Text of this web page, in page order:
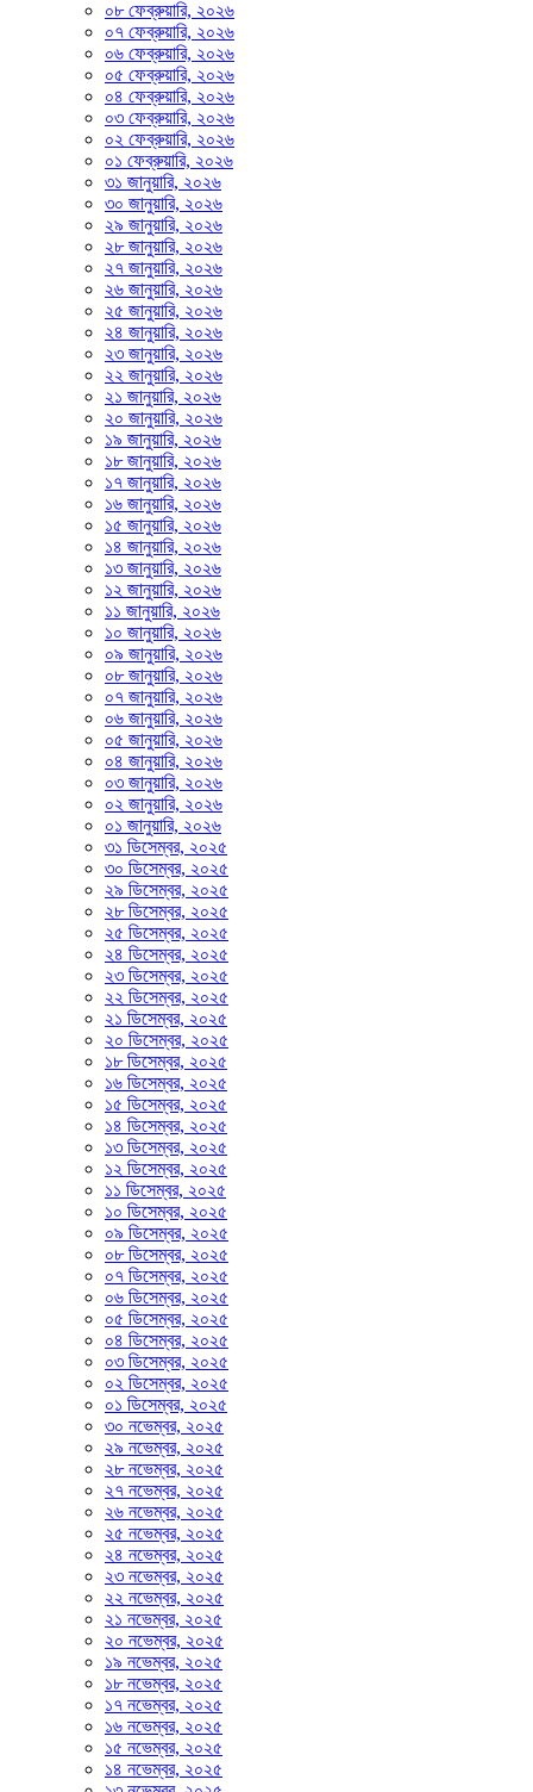
০৮ ফেব্রুয়ারি, ২০২৬
০৭ ফেব্রুয়ারি, ২০২৬
০৬ ফেব্রুয়ারি, ২০২৬
০৫ ফেব্রুয়ারি, ২০২৬
০৪ ফেব্রুয়ারি, ২০২৬
০৩ ফেব্রুয়ারি, ২০২৬
০২ ফেব্রুয়ারি, ২০২৬
০১ ফেব্রুয়ারি, ২০২৬
৩১ জানুয়ারি, ২০২৬
৩০ জানুয়ারি, ২০২৬
২৯ জানুয়ারি, ২০২৬
২৮ জানুয়ারি, ২০২৬
২৭ জানুয়ারি, ২০২৬
২৬ জানুয়ারি, ২০২৬
২৫ জানুয়ারি, ২০২৬
২৪ জানুয়ারি, ২০২৬
২৩ জানুয়ারি, ২০২৬
২২ জানুয়ারি, ২০২৬
২১ জানুয়ারি, ২০২৬
২০ জানুয়ারি, ২০২৬
১৯ জানুয়ারি, ২০২৬
১৮ জানুয়ারি, ২০২৬
১৭ জানুয়ারি, ২০২৬
১৬ জানুয়ারি, ২০২৬
১৫ জানুয়ারি, ২০২৬
১৪ জানুয়ারি, ২০২৬
১৩ জানুয়ারি, ২০২৬
১২ জানুয়ারি, ২০২৬
১১ জানুয়ারি, ২০২৬
১০ জানুয়ারি, ২০২৬
০৯ জানুয়ারি, ২০২৬
০৮ জানুয়ারি, ২০২৬
০৭ জানুয়ারি, ২০২৬
০৬ জানুয়ারি, ২০২৬
০৫ জানুয়ারি, ২০২৬
০৪ জানুয়ারি, ২০২৬
০৩ জানুয়ারি, ২০২৬
০২ জানুয়ারি, ২০২৬
০১ জানুয়ারি, ২০২৬
৩১ ডিসেম্বর, ২০২৫
৩০ ডিসেম্বর, ২০২৫
২৯ ডিসেম্বর, ২০২৫
২৮ ডিসেম্বর, ২০২৫
২৫ ডিসেম্বর, ২০২৫
২৪ ডিসেম্বর, ২০২৫
২৩ ডিসেম্বর, ২০২৫
২২ ডিসেম্বর, ২০২৫
২১ ডিসেম্বর, ২০২৫
২০ ডিসেম্বর, ২০২৫
১৮ ডিসেম্বর, ২০২৫
১৬ ডিসেম্বর, ২০২৫
১৫ ডিসেম্বর, ২০২৫
১৪ ডিসেম্বর, ২০২৫
১৩ ডিসেম্বর, ২০২৫
১২ ডিসেম্বর, ২০২৫
১১ ডিসেম্বর, ২০২৫
১০ ডিসেম্বর, ২০২৫
০৯ ডিসেম্বর, ২০২৫
০৮ ডিসেম্বর, ২০২৫
০৭ ডিসেম্বর, ২০২৫
০৬ ডিসেম্বর, ২০২৫
০৫ ডিসেম্বর, ২০২৫
০৪ ডিসেম্বর, ২০২৫
০৩ ডিসেম্বর, ২০২৫
০২ ডিসেম্বর, ২০২৫
০১ ডিসেম্বর, ২০২৫
৩০ নভেম্বর, ২০২৫
২৯ নভেম্বর, ২০২৫
২৮ নভেম্বর, ২০২৫
২৭ নভেম্বর, ২০২৫
২৬ নভেম্বর, ২০২৫
২৫ নভেম্বর, ২০২৫
২৪ নভেম্বর, ২০২৫
২৩ নভেম্বর, ২০২৫
২২ নভেম্বর, ২০২৫
২১ নভেম্বর, ২০২৫
২০ নভেম্বর, ২০২৫
১৯ নভেম্বর, ২০২৫
১৮ নভেম্বর, ২০২৫
১৭ নভেম্বর, ২০২৫
১৬ নভেম্বর, ২০২৫
১৫ নভেম্বর, ২০২৫
১৪ নভেম্বর, ২০২৫